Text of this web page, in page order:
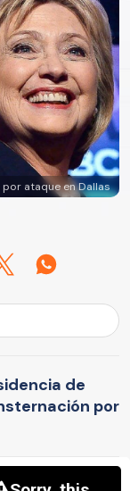
ataque en Dallas
de
por